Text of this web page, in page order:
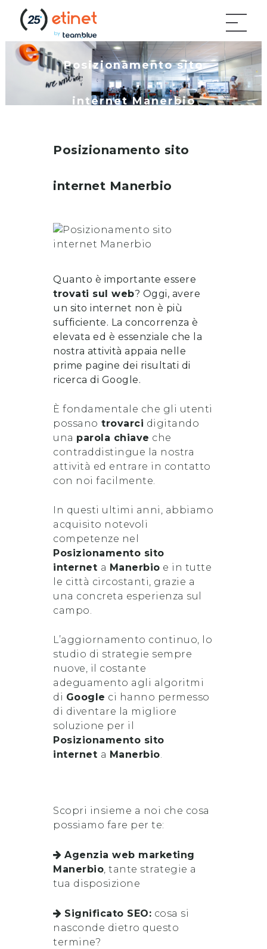
Posizionamento sito
internet Manerbio
Posizionamento sito
internet Manerbio
Quanto è importante essere
trovati sul web? Oggi, avere
un sito internet non è più
sufficiente. La concorrenza è
elevata ed è essenziale che la
nostra attività appaia nelle
prime pagine dei risultati di
ricerca di Google.
È fondamentale che gli utenti
possano trovarci digitando
una parola chiave che
contraddistingue la nostra
attività ed entrare in contatto
con noi facilmente.
In questi ultimi anni, abbiamo
acquisito notevoli
competenze nel
Posizionamento sito
internet a Manerbio e in tutte
le città circostanti, grazie a
una concreta esperienza sul
campo.
L’aggiornamento continuo, lo
studio di strategie sempre
nuove, il costante
adeguamento agli algoritmi
di Google ci hanno permesso
di diventare la migliore
soluzione per il
Posizionamento sito
internet a Manerbio.
Scopri insieme a noi che cosa
possiamo fare per te:
Agenzia web marketing
Manerbio, tante strategie a
tua disposizione
Significato SEO: cosa si
nasconde dietro questo
termine?